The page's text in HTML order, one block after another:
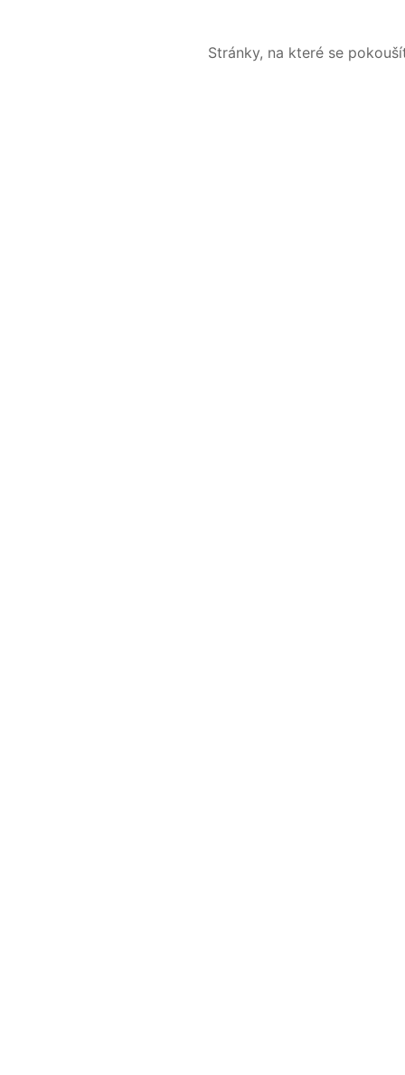
Stránky, na které se